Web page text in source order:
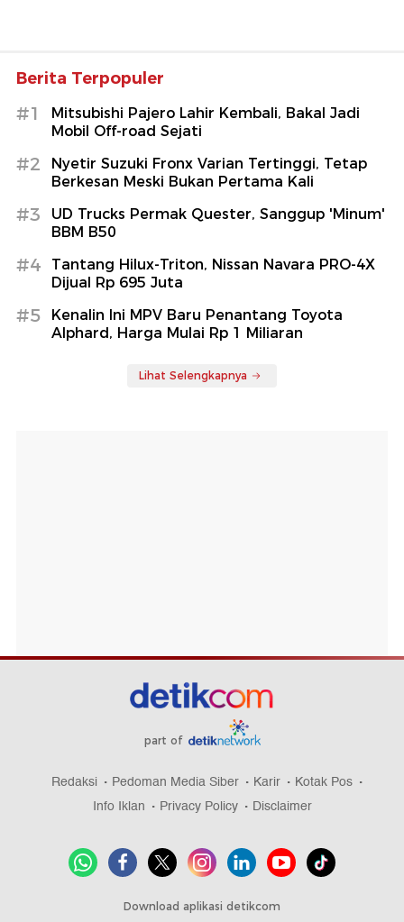
Berita Terpopuler
#1
Mitsubishi Pajero Lahir Kembali, Bakal Jadi
Mobil Off-road Sejati
#2
Nyetir Suzuki Fronx Varian Tertinggi, Tetap
Berkesan Meski Bukan Pertama Kali
#3
UD Trucks Permak Quester, Sanggup 'Minum'
BBM B50
#4
Tantang Hilux-Triton, Nissan Navara PRO-4X
Dijual Rp 695 Juta
#5
Kenalin Ini MPV Baru Penantang Toyota
Alphard, Harga Mulai Rp 1 Miliaran
Lihat Selengkapnya
part of
Redaksi Pedoman Media Siber Karir
Kotak Pos
Info Iklan
Privacy Policy Disclaimer
Download aplikasi detikcom